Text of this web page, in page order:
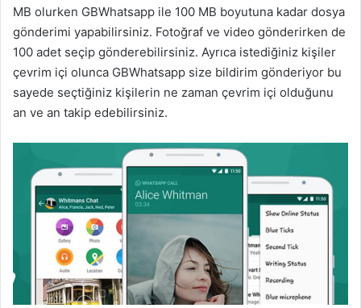
MB olurken GBWhatsapp ile 100 MB boyutuna kadar dosya
gönderimi yapabilirsiniz. Fotoğraf ve video gönderirken de
100 adet seçip gönderebilirsiniz. Ayrıca istediğiniz kişiler
çevrim içi olunca GBWhatsapp size bildirim gönderiyor bu
sayede seçtiğiniz kişilerin ne zaman çevrim içi olduğunu
an ve an takip edebilirsiniz.